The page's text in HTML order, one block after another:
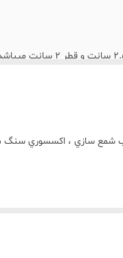
سازي ، اکسسوري سنگ